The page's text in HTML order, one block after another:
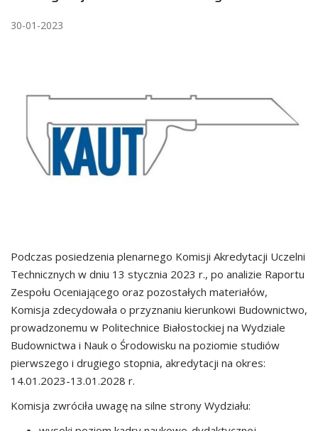
30-01-2023
Podczas posiedzenia plenarnego Komisji Akredytacji Uczelni
Technicznych w dniu 13 stycznia 2023 r., po analizie Raportu
Zespołu Oceniającego oraz pozostałych materiałów,
Komisja zdecydowała o przyznaniu kierunkowi Budownictwo,
prowadzonemu w Politechnice Białostockiej na Wydziale
Budownictwa i Nauk o Środowisku na poziomie studiów
pierwszego i drugiego stopnia, akredytacji na okres:
14.01.2023-13.01.2028 r.
Komisja zwróciła uwagę na silne strony Wydziału: